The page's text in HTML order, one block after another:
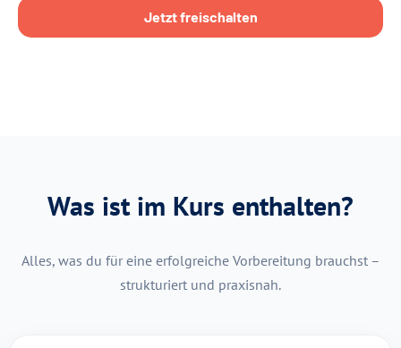
Jetzt freischalten
Was ist im Kurs enthalten?
Alles, was du für eine erfolgreiche Vorbereitung brauchst –
strukturiert und praxisnah.